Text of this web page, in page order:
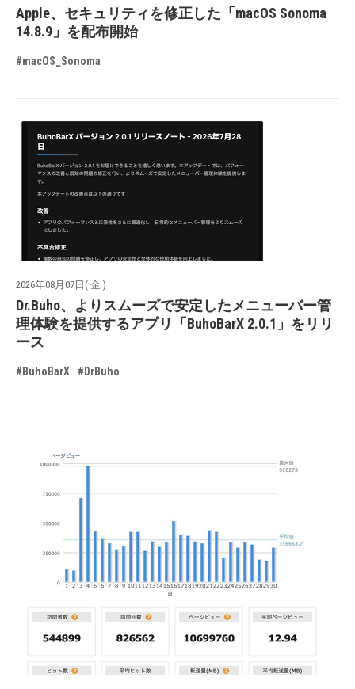
Apple、セキュリティを修正した「macOS Sonoma
14.8.9」を配布開始
#macOS_Sonoma
2026年08月07日( 金 )
Dr.Buho、よりスムーズで安定したメニューバー管
理体験を提供するアプリ「BuhoBarX 2.0.1」をリリ
ース
#BuhoBarX #DrBuho